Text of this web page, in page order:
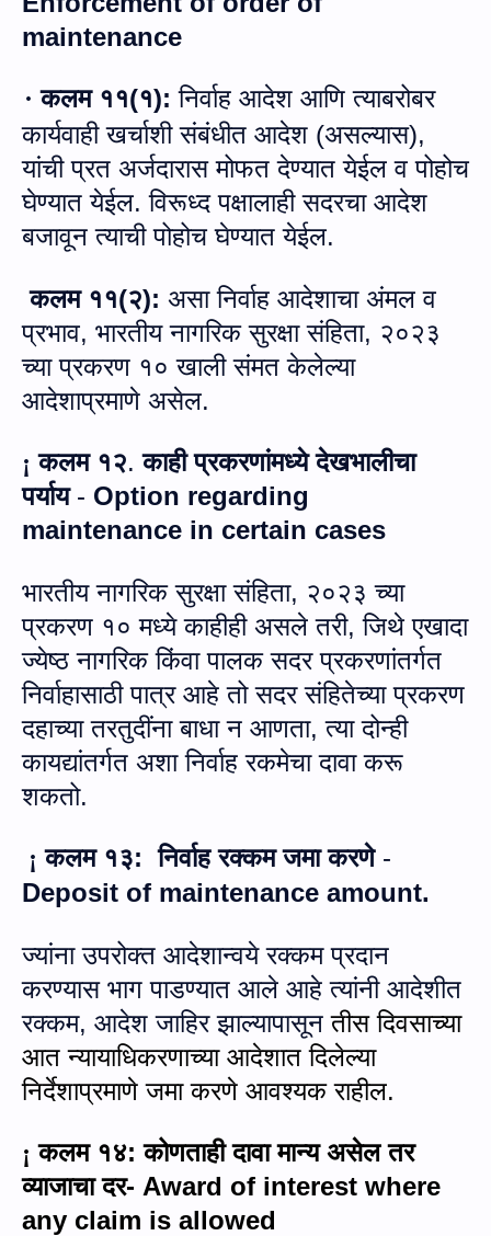
maintenance
· कलम ११(१): निर्वाह आदेश आणि त्याबरोबर
कार्यवाही खर्चाशी संबंधीत आदेश (असल्यास),
यांची प्रत अर्जदारास मोफत देण्यात येईल व पोहोच
घेण्यात येईल.विरूध्द पक्षालाही सदरचा आदेश
बजावून त्याची पोहोच घेण्यात येईल.
कलम ११(२): असा निर्वाह आदेशाचा अंमल व
प्रभाव, भारतीय नागरिक सुरक्षा संहिता, २०२३
च्या प्रकरण १० खाली संमत केलेल्या
आदेशाप्रमाणे असेल.
¡ कलम १२.काही प्रकरणांमध्ये देखभालीचा
पर्याय- Option regarding
maintenance in certain cases
भारतीय नागरिक सुरक्षा संहिता, २०२३ च्या
प्रकरण १० मध्ये काहीही असले तरी,जिथे एखादा
ज्येष्ठ नागरिक किंवा पालक सदर प्रकरणांतर्गत
निर्वाहासाठी पात्र आहे तो सदर संहितेच्या प्रकरण
दहाच्या तरतुदींना बाधा न आणता,त्या दोन्ही
कायद्यांतर्गत अशा निर्वाह रकमेचा दावा करू
शकतो.
¡ कलम १३: निर्वाह रक्कम जमा करणे-
Deposit of maintenance amount.
ज्यांना उपरोक्त आदेशान्वये रक्कम प्रदान
करण्यास भाग पाडण्यात आले आहे त्यांनी आदेशीत
रक्कम, आदेश जाहिर झाल्यापासून तीस दिवसाच्या
आत न्यायाधिकरणाच्या आदेशात दिलेल्या
निर्देशाप्रमाणे जमा करणे आवश्यक राहील.
¡ कलम १४: कोणताही दावा मान्य असेल तर
व्याजाचा दर- Award of interest where
any claim is allowed